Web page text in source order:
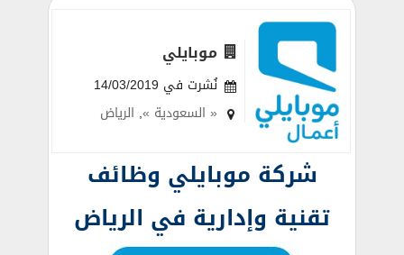
موبايلي
نُشرت في 14/03/2019
« السعودية », الرياض
شركة موبايلي وظائف
تقنية وإدارية في الرياض